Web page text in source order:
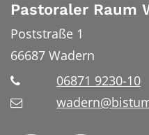
Pastoraler Raum
Poststraße 1
66687 Wadern
06871 9230-10